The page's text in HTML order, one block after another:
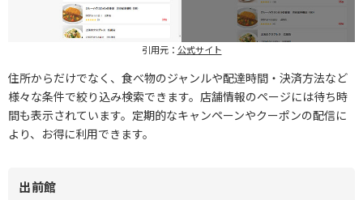
引用元： 公式サイト
住所からだけでなく、食べ物のジャンルや配達時間・決済方法など
様々な条件で絞り込み検索できます。店舗情報のページには待ち時
間も表示されています。定期的なキャンペーンやクーポンの配信に
より、お得に利用できます。
出前館